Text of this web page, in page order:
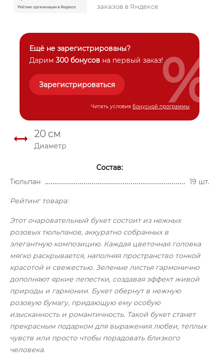
заказов в Яндексе
Ещё не зарегистрированы?
Дарим 300 бонусов на первый заказ!
Зарегистрироваться
Читать условия бонусной программы
%
20 см
Диаметр
Состав:
Тюльпан
19 шт.
Рейтинг товара:
Этот очаровательный букет состоит из нежных
розовых тюльпанов, аккуратно собранных в
элегантную композицию. Каждая цветочная головка
мягко раскрывается, наполняя пространство тонкой
красотой и свежестью. Зеленые листья гармонично
дополняют яркие лепестки, создавая эффект живой
природы и гармонии. Букет обернут в нежную
розовую бумагу, придающую ему особую
изысканность и романтичность. Такой букет станет
прекрасным подарком для выражения любви, теплых
чувств или просто чтобы порадовать близкого
человека.